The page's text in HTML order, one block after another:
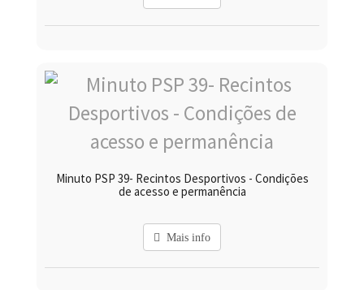
Minuto PSP 39- Recintos Desportivos - Condições
de acesso e permanência
Mais info